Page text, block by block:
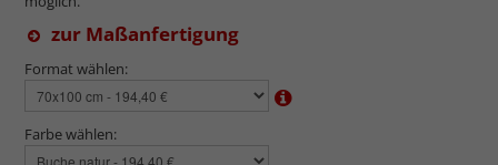
zur Maßanfertigung
Format wählen:
Farbe wählen: